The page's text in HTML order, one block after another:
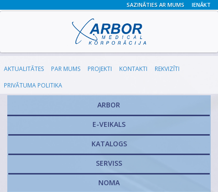
IENĀKT
SAZINĀTIES AR MUMS
AKTUALITĀTES PAR MUMS PROJEKTI KONTAKTI
REKVIZĪTI
PRIVĀTUMA POLITIKA
ARBOR
E-VEIKALS
KATALOGS
​SERVISS
NOMA